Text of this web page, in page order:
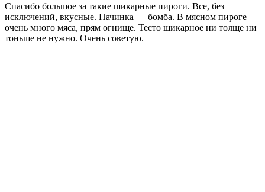
Спасибо большое за такие шикарные пироги. Все, без
исключений, вкусные. Начинка — бомба. В мясном пироге
очень много мяса, прям огнище. Тесто шикарное ни толще ни
тоньше не нужно. Очень советую.